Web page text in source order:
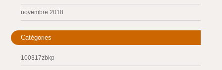
novembre 2018
Catégories
100317zbkp